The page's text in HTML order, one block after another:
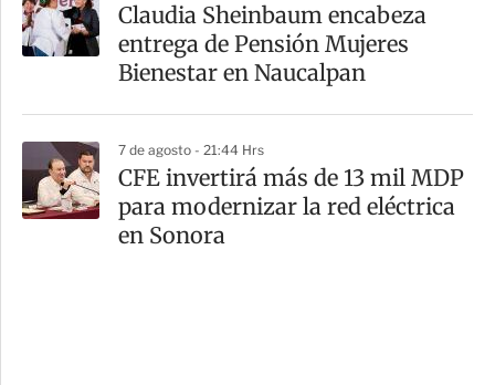
Claudia Sheinbaum encabeza
entrega de Pensión Mujeres
Bienestar en Naucalpan
7 de agosto - 21:44 Hrs
CFE invertirá más de 13 mil MDP
para modernizar la red eléctrica
en Sonora